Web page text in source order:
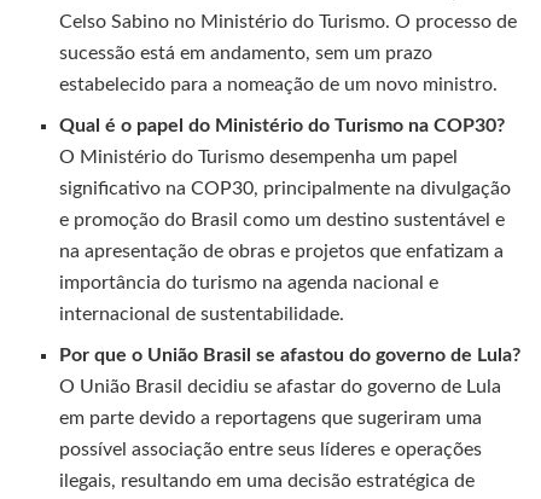
Celso Sabino no Ministério do Turismo. O processo de
sucessão está em andamento, sem um prazo
estabelecido para a nomeação de um novo ministro.
Qual é o papel do Ministério do Turismo na COP30?
O Ministério do Turismo desempenha um papel
significativo na COP30, principalmente na divulgação
e promoção do Brasil como um destino sustentável e
na apresentação de obras e projetos que enfatizam a
importância do turismo na agenda nacional e
internacional de sustentabilidade.
Por que o União Brasil se afastou do governo de Lula?
O União Brasil decidiu se afastar do governo de Lula
em parte devido a reportagens que sugeriram uma
possível associação entre seus líderes e operações
ilegais, resultando em uma decisão estratégica de